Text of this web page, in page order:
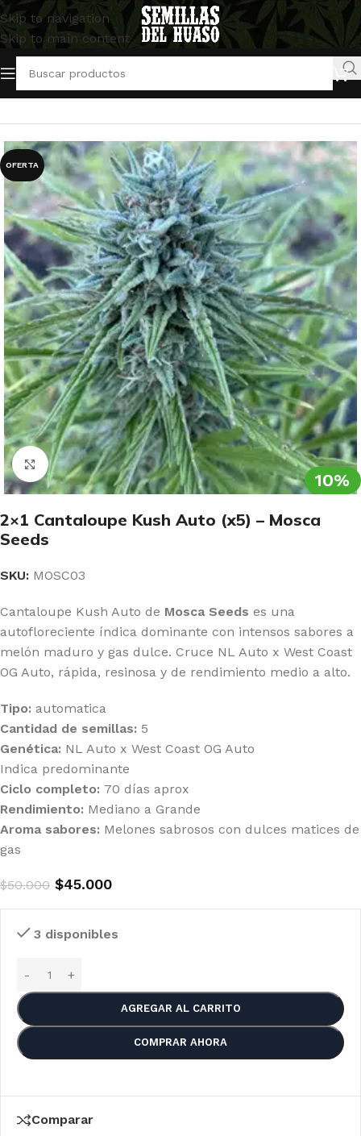
Skip to navigation
Skip to main content
Inicio/Semillas Autoflorecientes/Mosca Seeds
OFERTA
10%
Clic para ampliar
2×1 Cantaloupe Kush Auto (x5) – Mosca
Seeds
SKU: MOSC03
Cantaloupe Kush Auto de Mosca Seeds es una
autofloreciente índica dominante con intensos sabores a
melón maduro y gas dulce. Cruce NL Auto x West Coast
OG Auto, rápida, resinosa y de rendimiento medio a alto.
Tipo: automatica
Cantidad de semillas: 5
Genética: NL Auto x West Coast OG Auto
Indica predominante
Ciclo completo: 70 días aprox
Rendimiento: Mediano a Grande
Aroma sabores: Melones sabrosos con dulces matices de
gas
$50.000 $45.000
3 disponibles
AGREGAR AL CARRITO
COMPRAR AHORA
Comparar